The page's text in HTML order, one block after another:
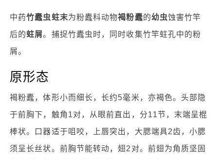
中药竹蠹虫蛀末为粉蠹科动物褐粉蠹的幼虫蚀害竹竿
后的蛀屑。捕捉竹蠹虫时，同时收集竹竿蛀孔中的粉
屑。
原形态
褐粉蠹，体形小而细长，长约5毫米，亦褐色。头部隐
于前胸下，触角1对，从眼前直出，分11节，末端呈棍
棒状。口器适于咀咬，上唇突出，大腮端具2齿，小腮
须呈长丝状。前胸节能转动，翅2对。前翅为角质坚固